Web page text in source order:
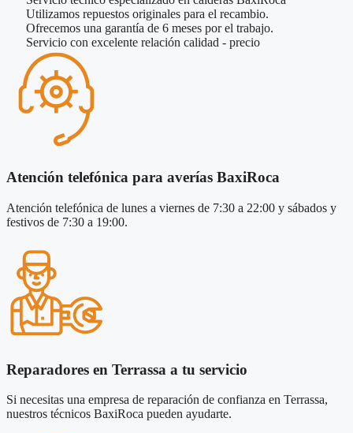
Utilizamos repuestos originales para el recambio.
Ofrecemos una garantía de 6 meses por el trabajo.
Servicio con excelente relación calidad - precio
Atención telefónica para averías BaxiRoca
Atención telefónica de lunes a viernes de 7:30 a 22:00 y sábados y
festivos de 7:30 a 19:00.
Reparadores en Terrassa a tu servicio
Si necesitas una empresa de reparación de confianza en Terrassa,
nuestros técnicos BaxiRoca pueden ayudarte.